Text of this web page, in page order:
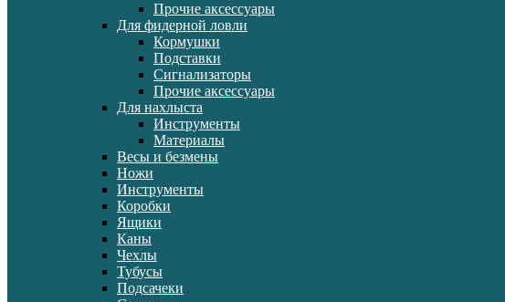
Прочие аксессуары
Для фидерной ловли
Кормушки
Подставки
Сигнализаторы
Прочие аксессуары
Для нахлыста
Инструменты
Материалы
Весы и безмены
Ножи
Инструменты
Коробки
Ящики
Каны
Чехлы
Тубусы
Подсачеки